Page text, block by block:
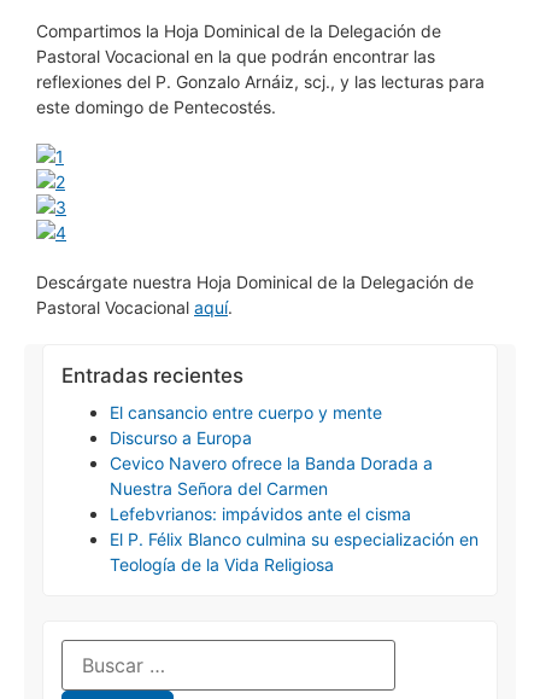
Compartimos la Hoja Dominical de la Delegación de
Pastoral Vocacional en la que podrán encontrar las
reflexiones del P. Gonzalo Arnáiz, scj., y las lecturas para
este domingo de Pentecostés.
Descárgate nuestra Hoja Dominical de la Delegación de
Pastoral Vocacional aquí.
Entradas recientes
El cansancio entre cuerpo y mente
Discurso a Europa
Cevico Navero ofrece la Banda Dorada a
Nuestra Señora del Carmen
Lefebvrianos: impávidos ante el cisma
El P. Félix Blanco culmina su especialización en
Teología de la Vida Religiosa